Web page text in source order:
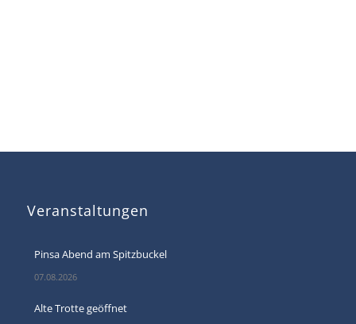
Veranstaltungen
Pinsa Abend am Spitzbuckel
07.08.2026
Alte Trotte geöffnet